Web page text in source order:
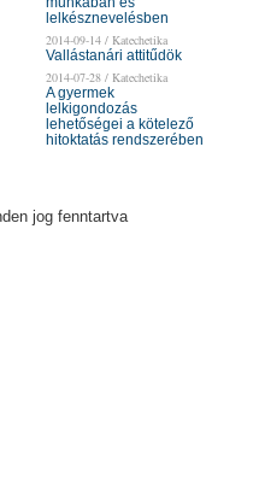
lelkésznevelésben
2014-09-14 / Katechetika
Vallástanári attitűdök
2014-07-28 / Katechetika
A gyermek
lelkigondozás
lehetőségei a kötelező
hitoktatás rendszerében
jog fenntartva